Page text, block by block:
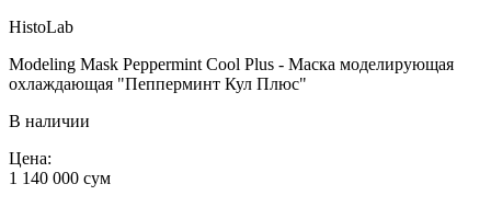
HistoLab
Modeling Mask Peppermint Cool Plus - Маска моделирующая
охлаждающая "Пепперминт Кул Плюс"
В наличии
Цена:
1 140 000 сум